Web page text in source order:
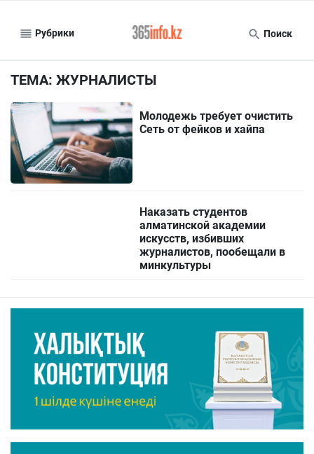
Рубрики Поиск
ТЕМА: ЖУРНАЛИCТЫ
Молодежь требует очистить
Сеть от фейков и хайпа
Наказать студентов
алматинской академии
искусств, избивших
журналистов, пообещали в
минкультуры